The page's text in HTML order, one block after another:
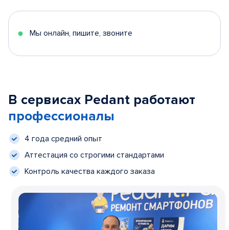
Мы онлайн, пишите, звоните
В сервисах Pedant работают
профессионалы
4 года средний опыт
Аттестация со строгими стандартами
Контроль качества каждого заказа